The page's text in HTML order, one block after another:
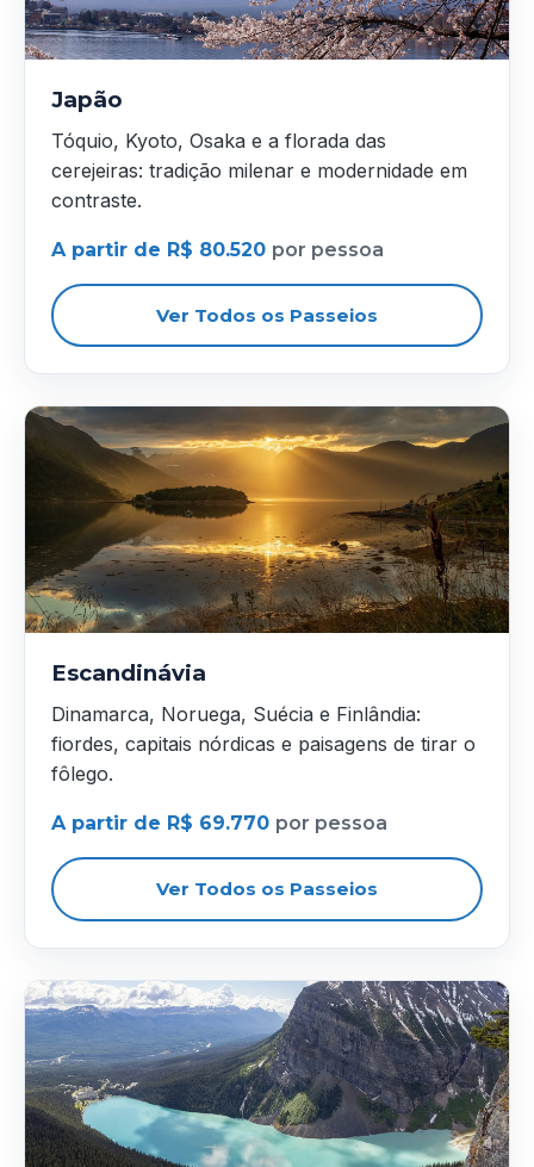
Japão
Tóquio, Kyoto, Osaka e a florada das
cerejeiras: tradição milenar e modernidade em
contraste.
A partir de R$ 80.520 por pessoa
Ver Todos os Passeios
Escandinávia
Dinamarca, Noruega, Suécia e Finlândia:
fiordes, capitais nórdicas e paisagens de tirar o
fôlego.
A partir de R$ 69.770 por pessoa
Ver Todos os Passeios